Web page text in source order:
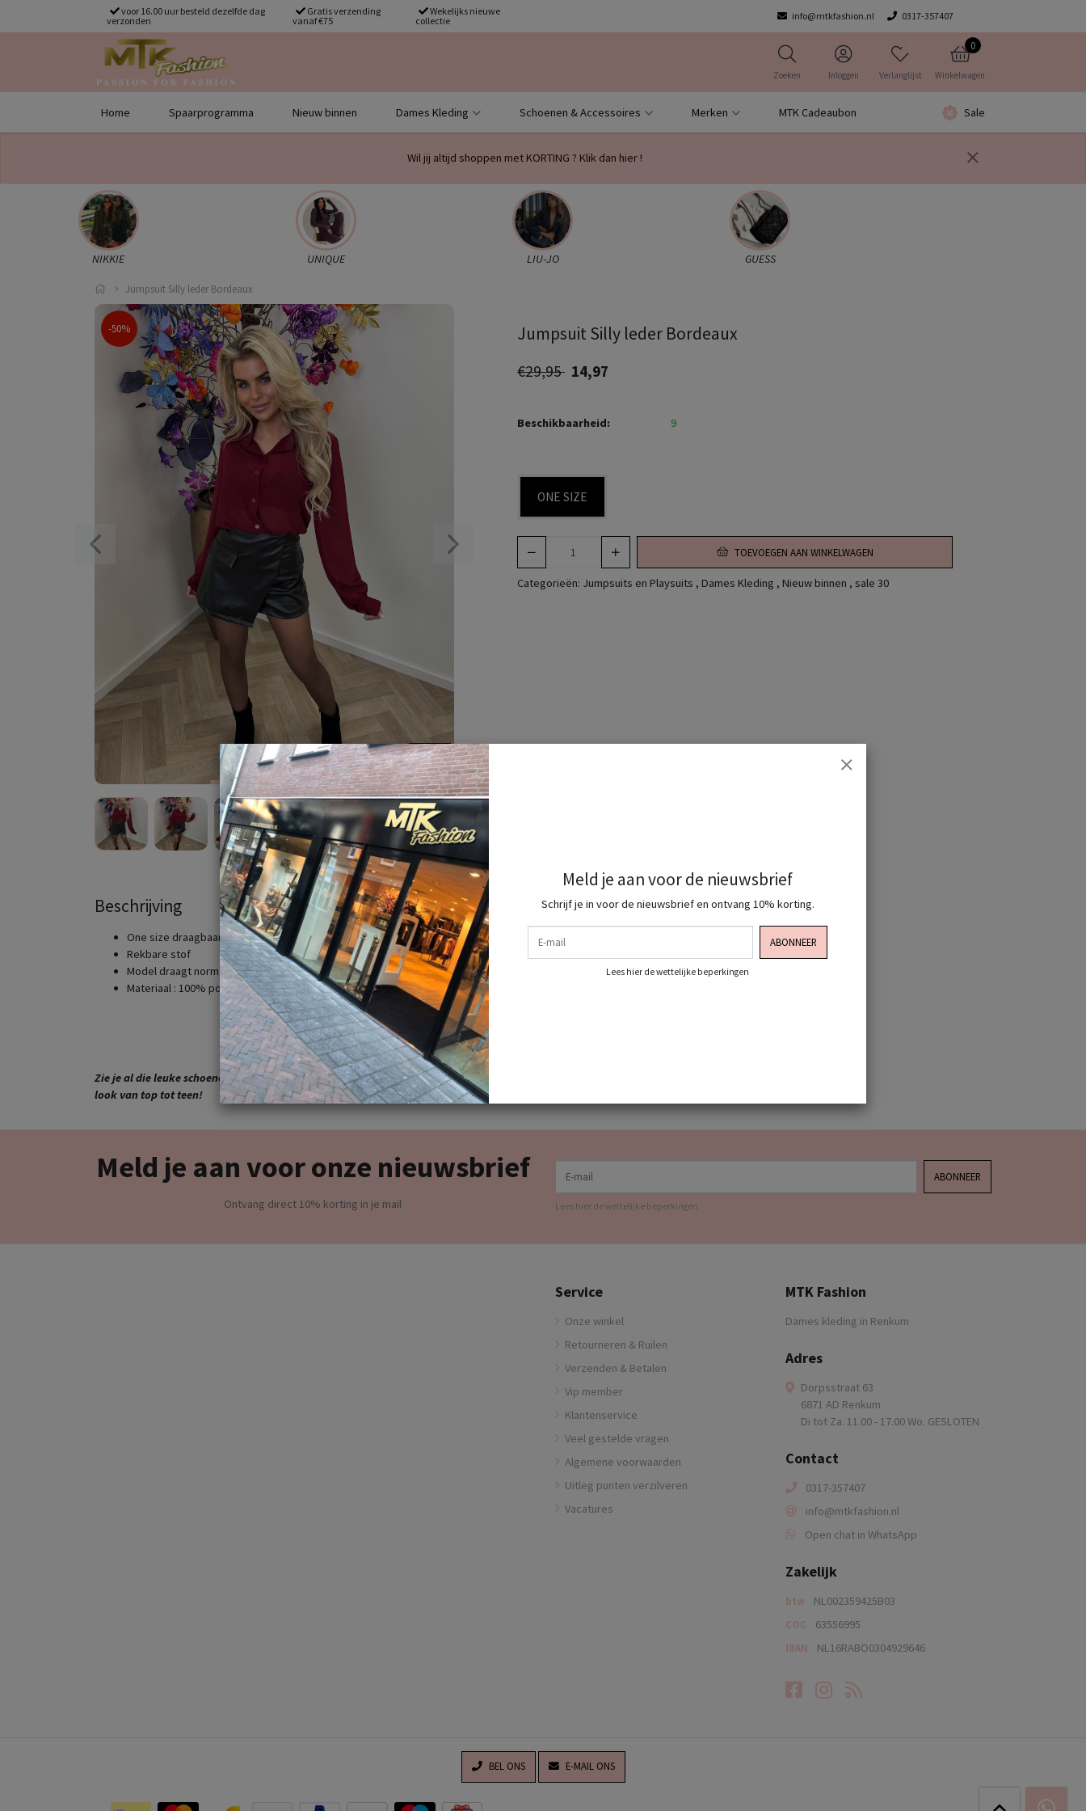
voor 16.00 uur besteld dezelfde dag
verzonden
Gratis verzending
vanaf €75
Wekelijks nieuwe
collectie
info@mtkfashion.nl 0317-357407
Zoeken Inloggen Verlanglijst
0
Winkelwagen
Home Spaarprogramma Nieuw binnen Dames Kleding Schoenen & Accessoires Merken MTK Cadeaubon Sale
Wil jij altijd shoppen met KORTING ? Klik dan hier !
NIKKIE UNIQUE LIU-JO GUESS
Jumpsuit Silly leder Bordeaux
-50% Jumpsuit Silly leder Bordeaux
€29,95 14,97
Beschikbaarheid: 9
ONE SIZE
TOEVOEGEN AAN WINKELWAGEN
Categorieën: Jumpsuits en Playsuits , Dames Kleding , Nieuw binnen , sale 30
Beschrijving
One size draagbaar vanaf maat XS t/m maat M
Rekbare stof
Model draagt normaal maat XS/S en is 1.63cm lang
Materiaal : 100% polyester
Zie je al die leuke schoenen , tassen en riemen ? Ook dit shop je allemaal bij ons dus shop jou complete
look van top tot teen!
Meld je aan voor onze nieuwsbrief
Ontvang direct 10% korting in je mail
E-mail
ABONNEER
Lees hier de wettelijke beperkingen
Service
Onze winkel
Retourneren & Ruilen
Verzenden & Betalen
Vip member
Klantenservice
Veel gestelde vragen
Algemene voorwaarden
Uitleg punten verzilveren
Vacatures
MTK Fashion
Dames kleding in Renkum
Adres
Dorpsstraat 63
6871 AD Renkum
Di tot Za. 11.00 - 17.00 Wo. GESLOTEN
Contact
0317-357407
info@mtkfashion.nl
Open chat in WhatsApp
Zakelijk
btw NL002359425B03
COC 63556995
IBAN NL16RABO0304929646
Facebook
Instagram
RSS-feed
BEL ONS E-MAIL ONS
Meld je aan voor de nieuwsbrief
Schrijf je in voor de nieuwsbrief en ontvang 10% korting.
E-mail
ABONNEER
Lees hier de wettelijke beperkingen